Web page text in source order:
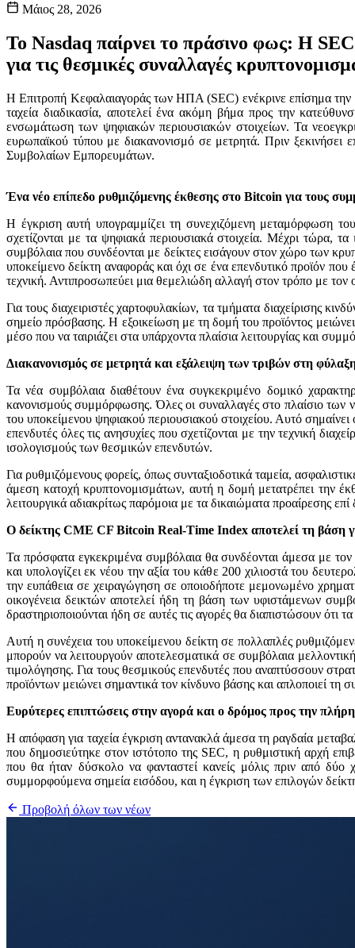
Μάιος 28, 2026
Το Nasdaq παίρνει το πράσινο φως: Η SEC
για τις θεσμικές συναλλαγές
Η Επιτροπή Κεφαλαιαγοράς των ΗΠΑ (SEC) ενέκρινε επίσημα
ταχεία διαδικασία, αποτελεί ένα ακόμη βήμα προς την
ενσωμάτωση των ψηφιακών περιουσιακών στοιχείων. Τα
ευρωπαϊκού τύπου με διακανονισμό σε μετρητά. Πριν
Συμβολαίων Εμπορευμάτων.
Ένα νέο επίπεδο ρυθμιζόμενης έκθεσης στο Bitcoin για τους
Η έγκριση αυτή υπογραμμίζει τη συνεχιζόμενη μεταμόρφωση
σχετίζονται με τα ψηφιακά περιουσιακά στοιχεία. Μέχρι τώρα,
συμβόλαια που συνδέονται με δείκτες εισάγουν στον χώρο των
υποκείμενο δείκτη αναφοράς και όχι σε ένα επενδυτικό προϊόν
τεχνική. Αντιπροσωπεύει μια θεμελιώδη αλλαγή στον τρόπο με τον
Για τους διαχειριστές χαρτοφυλακίων, τα τμήματα διαχείρισης
σημείο πρόσβασης. Η εξοικείωση με τη δομή του προϊόντος
μέσο που να ταιριάζει στα υπάρχοντα πλαίσια λειτουργίας και
Διακανονισμός σε μετρητά και εξάλειψη των τριβών στη
Τα νέα συμβόλαια διαθέτουν ένα συγκεκριμένο δομικό
κανονισμούς συμμόρφωσης. Όλες οι συναλλαγές στο πλαίσιο των
του υποκείμενου ψηφιακού περιουσιακού στοιχείου. Αυτό
επενδυτές όλες τις ανησυχίες που σχετίζονται με την τεχνική
ισολογισμούς των θεσμικών επενδυτών.
Για ρυθμιζόμενους φορείς, όπως συνταξιοδοτικά ταμεία,
άμεση κατοχή κρυπτονομισμάτων, αυτή η δομή μετατρέπει την
λειτουργικά αδιακρίτως παρόμοια με τα δικαιώματα προαίρεσης
Ο δείκτης CME CF Bitcoin Real-Time Index αποτελεί τη βάση
Τα πρόσφατα εγκεκριμένα συμβόλαια θα συνδέονται άμεσα με
και υπολογίζει εκ νέου την αξία του κάθε 200 χιλιοστά του
την ευπάθεια σε χειραγώγηση σε οποιοδήποτε μεμονωμένο
οικογένεια δεικτών αποτελεί ήδη τη βάση των υφιστάμενων
δραστηριοποιούνται ήδη σε αυτές τις αγορές θα διαπιστώσουν ότι
Αυτή η συνέχεια του υποκείμενου δείκτη σε πολλαπλές
μπορούν να λειτουργούν αποτελεσματικά σε συμβόλαια
τιμολόγησης. Για τους θεσμικούς επενδυτές που αναπτύσσουν
προϊόντων μειώνει σημαντικά τον κίνδυνο βάσης και απλοποιεί τη
Ευρύτερες επιπτώσεις στην αγορά και ο δρόμος προς την
Η απόφαση για ταχεία έγκριση αντανακλά άμεσα τη ραγδαία
που δημοσιεύτηκε στον ιστότοπο της SEC, η ρυθμιστική αρχή
που θα ήταν δύσκολο να φανταστεί κανείς μόλις πριν από δύο
συμμορφούμενα σημεία εισόδου, και η έγκριση των επιλογών
Προβολή όλων των νέων